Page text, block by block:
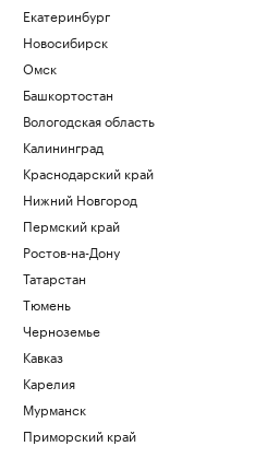
Екатеринбург
Новосибирск
Омск
Башкортостан
Вологодская область
Калининград
Краснодарский край
Нижний Новгород
Пермский край
Ростов-на-Дону
Татарстан
Тюмень
Черноземье
Кавказ
Карелия
Мурманск
Приморский край